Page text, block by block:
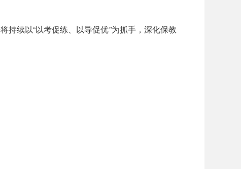
续以“以考促练、以导促优”为抓手，深化保教